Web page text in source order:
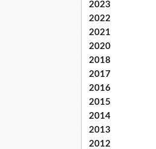
2023
2022
2021
2020
2018
2017
2016
2015
2014
2013
2012